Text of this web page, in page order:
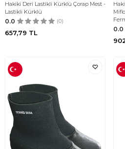
Hakiki Deri Lastikli Kürklü Çorap Mest -
Lastikli Kürklü
0.0 (0)
657,79 TL 0.0